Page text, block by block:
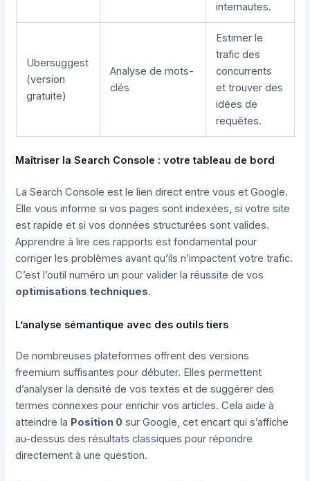
internautes.
Ubersuggest
(version
gratuite)
Analyse de mots-
clés
Estimer le
trafic des
concurrents
et trouver des
idées de
requêtes.
Maîtriser la Search Console : votre tableau de bord
La Search Console est le lien direct entre vous et Google.
Elle vous informe si vos pages sont indexées, si votre site
est rapide et si vos données structurées sont valides.
Apprendre à lire ces rapports est fondamental pour
corriger les problèmes avant qu’ils n’impactent votre trafic.
C’est l’outil numéro un pour valider la réussite de vos
optimisations techniques.
L’analyse sémantique avec des outils tiers
De nombreuses plateformes offrent des versions
freemium suffisantes pour débuter. Elles permettent
d’analyser la densité de vos textes et de suggérer des
termes connexes pour enrichir vos articles. Cela aide à
atteindre la Position 0 sur Google, cet encart qui s’affiche
au-dessus des résultats classiques pour répondre
directement à une question.